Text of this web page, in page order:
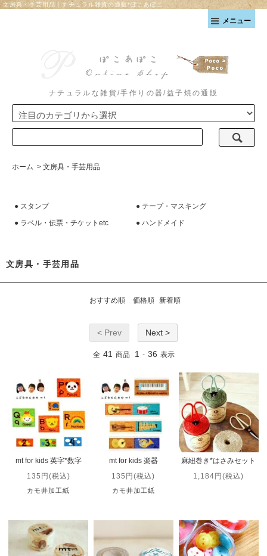
文房具・手芸用品｜ナチュラル雑貨の通販*ぽこあぽこ
メニュー
ナチュラルな雑貨/手作りの器/益子焼の通販
ホーム > 文房具・手芸用品
● スタンプ ● テープ・マスキング
● ラベル・伝票・チケットetc ●ハンドメイド
文房具・手芸用品
おすすめ順 価格順 新着順
< Prev Next >
全 41 商品 1 - 36 表示
mt for kids 英字*数字
135円(税込)
カモ井加工紙
mt for kids 楽器
135円(税込)
カモ井加工紙
麻紐巻き*はさみセット
1,184円(税込)